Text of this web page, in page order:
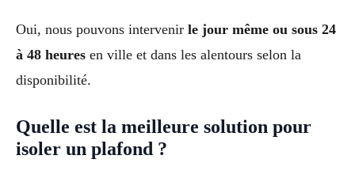
Oui, nous pouvons intervenir le jour même ou sous 24
à 48 heures en ville et dans les alentours selon la
disponibilité.
Quelle est la meilleure solution pour
isoler un plafond ?